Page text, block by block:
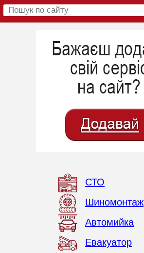
СТО
Шиномонтаж
Автомийка
Евакуатор